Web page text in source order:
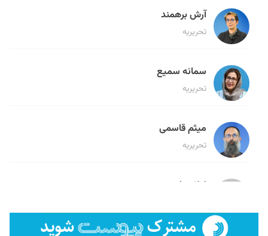
آرش برهمند
تحریریه
سمانه سمیع
تحریریه
میثم قاسمی
تحریریه
لیلا حنارود